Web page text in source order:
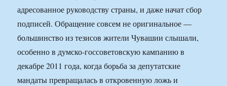
адресованное руководству страны, и даже начат сбор
подписей. Обращение совсем не оригинальное —
большинство из тезисов жители Чувашии слышали,
особенно в думско-госсоветовскую кампанию в
декабре 2011 года, когда борьба за депутатские
мандаты превращалась в откровенную ложь и